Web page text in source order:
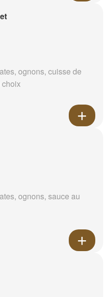
ognons, cuisse de
choix
ognons, sauce au